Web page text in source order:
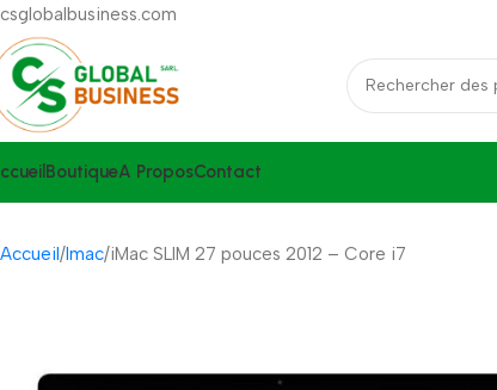
csglobalbusiness.com
BoutiqueA ProposContact
Accueil Imac iMac SLIM 27 pouces 2012 – Core i7